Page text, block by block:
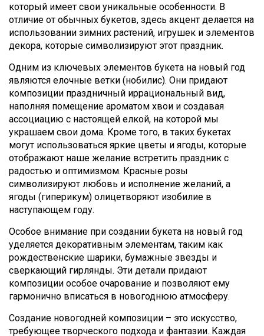
который имеет свои уникальные особенности. В
отличие от обычных букетов, здесь акцент делается на
использовании зимних растений, игрушек и элементов
декора, которые символизируют этот праздник.
Одним из ключевых элементов букета на новый год
являются елочные ветки (нобилис). Они придают
композиции праздничный иррациональный вид,
наполняя помещение ароматом хвои и создавая
ассоциацию с настоящей елкой, на которой мы
украшаем свои дома. Кроме того, в таких букетах
могут использоваться яркие цветы и ягоды, которые
отображают наше желание встретить праздник с
радостью и оптимизмом. Красные розы
символизируют любовь и исполнение желаний, а
ягоды (гиперикум) олицетворяют изобилие в
наступающем году.
Особое внимание при создании букета на новый год
уделяется декоративным элементам, таким как
рождественские шарики, бумажные звезды и
сверкающий гирлянды. Эти детали придают
композиции особое очарование и позволяют ему
гармонично вписаться в новогоднюю атмосферу.
Создание новогодней композиции – это искусство,
требующее творческого подхода и фантазии. Каждая